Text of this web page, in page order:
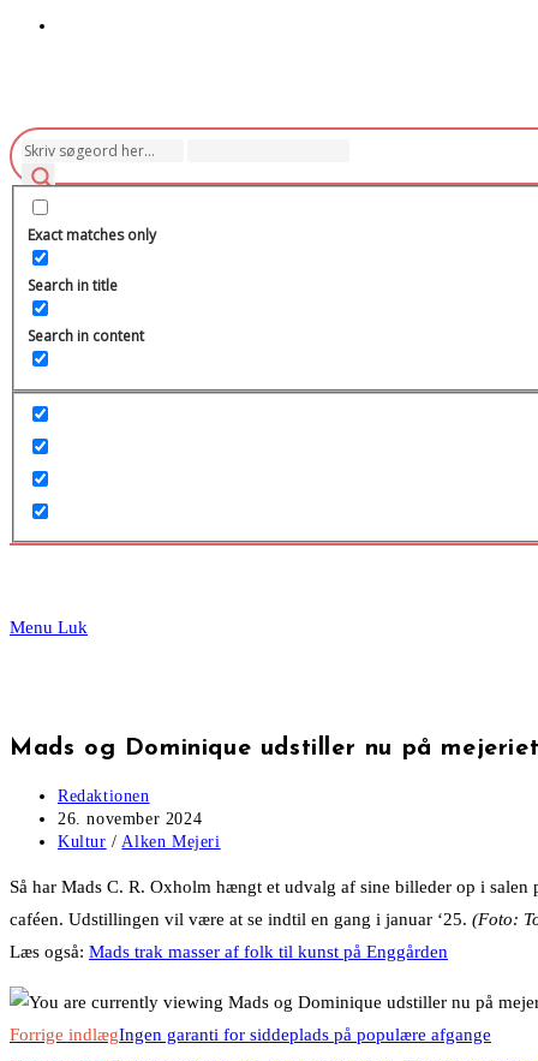
website
Exact matches only
Search in title
Search in content
Menu Luk
Mads og Dominique udstiller nu på
Post
author:
Redaktionen
Post
published:
26. november 2024
Post
Kultur / Alken Mejeri
Så har Mads C. R. Oxholm hængt et udvalg af sine billeder op i
caféen. Udstillingen vil være at se indtil en gang i januar ‘25. (Foto:
Læs også: Mads trak masser af folk til kunst på Enggården
Read
Forrige indlægIngen garanti for siddeplads på populære afgange